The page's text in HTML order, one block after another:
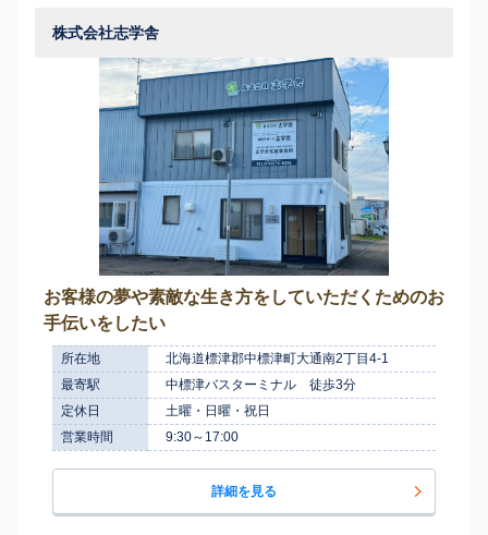
株式会社志学舎
お客様の夢や素敵な生き方をしていただくためのお
手伝いをしたい
所在地
北海道標津郡中標津町大通南2丁目4-1
最寄駅
中標津バスターミナル 徒歩3分
定休日
土曜・日曜・祝日
営業時間
9:30～17:00
詳細を見る